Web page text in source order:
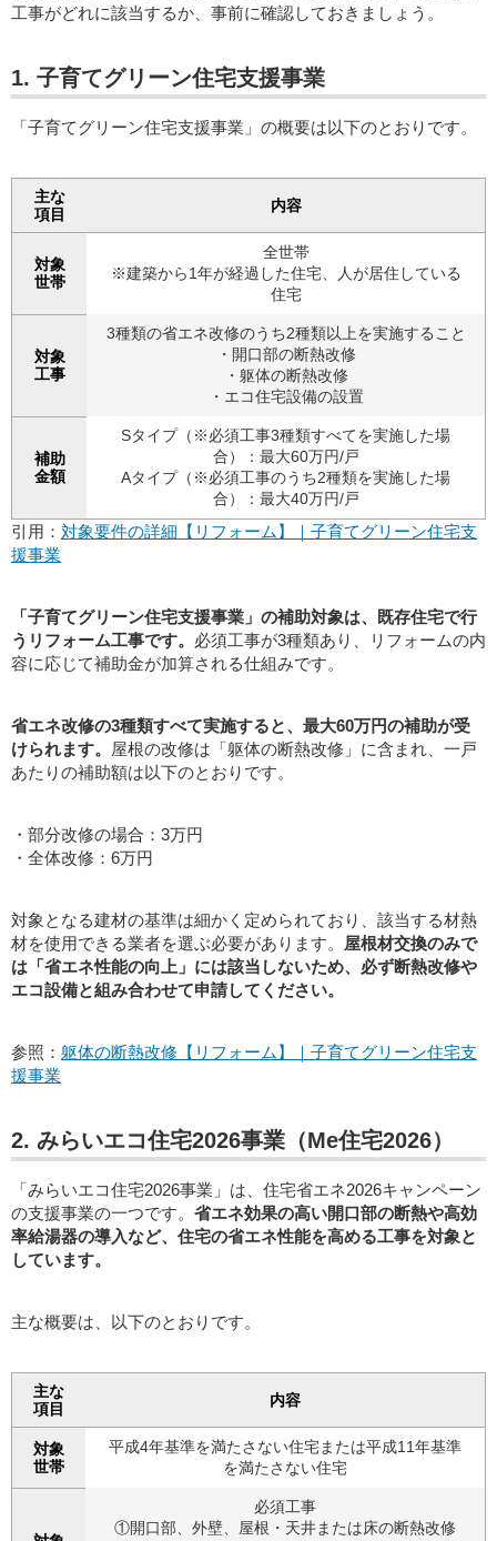
工事がどれに該当するか、事前に確認しておきましょう。
1. 子育てグリーン住宅支援事業
「子育てグリーン住宅支援事業」の概要は以下のとおりです。
主な
項目
内容
対象
世帯
全世帯
※建築から1年が経過した住宅、人が居住している
住宅
対象
工事
3種類の省エネ改修のうち2種類以上を実施すること
・開口部の断熱改修
・躯体の断熱改修
・エコ住宅設備の設置
補助
金額
Sタイプ（※必須工事3種類すべてを実施した場
合）：最大60万円/戸
Aタイプ（※必須工事のうち2種類を実施した場
合）：最大40万円/戸
引用： 対象要件の詳細【リフォーム】｜子育てグリーン住宅支
援事業
「子育てグリーン住宅支援事業」の補助対象は、既存住宅で行
うリフォーム工事です。 必須工事が3種類あり、リフォームの内
容に応じて補助金が加算される仕組みです。
省エネ改修の3種類すべて実施すると、最大60万円の補助が受
けられます。
屋根の改修は「躯体の断熱改修」に含まれ、一戸
あたりの補助額は以下のとおりです。
・部分改修の場合：3万円
・全体改修：6万円
対象となる建材の基準は細かく定められており、該当する材熱
材を使用できる業者を選ぶ必要があります。 屋根材交換のみで
は「省エネ性能の向上」には該当しないため、必ず断熱改修や
エコ設備と組み合わせて申請してください。
参照： 躯体の断熱改修【リフォーム】｜子育てグリーン住宅支
援事業
2. みらいエコ住宅2026事業（Me住宅2026）
「みらいエコ住宅2026事業」は、住宅省エネ2026キャンペーン
の支援事業の一つです。 省エネ効果の高い開口部の断熱や高効
率給湯器の導入など、住宅の省エネ性能を高める工事を対象と
しています。
主な概要は、以下のとおりです。
主な
項目
内容
対象
世帯
平成4年基準を満たさない住宅または平成11年基準
を満たさない住宅
必須工事
①開口部、外壁、屋根・天井または床の断熱改修